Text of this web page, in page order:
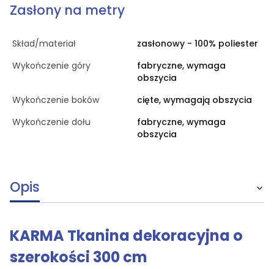
Zasłony na metry
Skład/materiał
zasłonowy - 100% poliester
Wykończenie góry
fabryczne, wymaga
obszycia
Wykończenie boków
cięte, wymagają obszycia
Wykończenie dołu
fabryczne, wymaga
obszycia
Opis
KARMA Tkanina dekoracyjna o
szerokości 300 cm